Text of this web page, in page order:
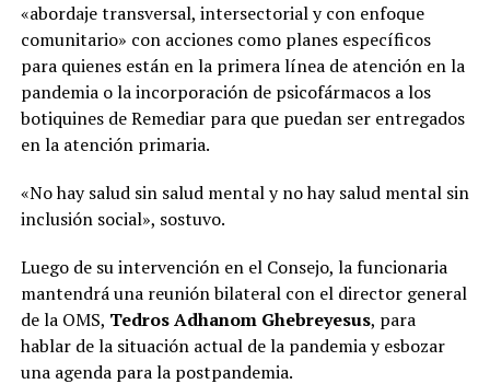
«abordaje transversal, intersectorial y con enfoque
comunitario» con acciones como planes específicos
para quienes están en la primera línea de atención en la
pandemia o la incorporación de psicofármacos a los
botiquines de Remediar para que puedan ser entregados
en la atención primaria.
«No hay salud sin salud mental y no hay salud mental sin
inclusión social», sostuvo.
Luego de su intervención en el Consejo, la funcionaria
mantendrá una reunión bilateral con el director general
de la OMS, Tedros Adhanom Ghebreyesus, para
hablar de la situación actual de la pandemia y esbozar
una agenda para la postpandemia.